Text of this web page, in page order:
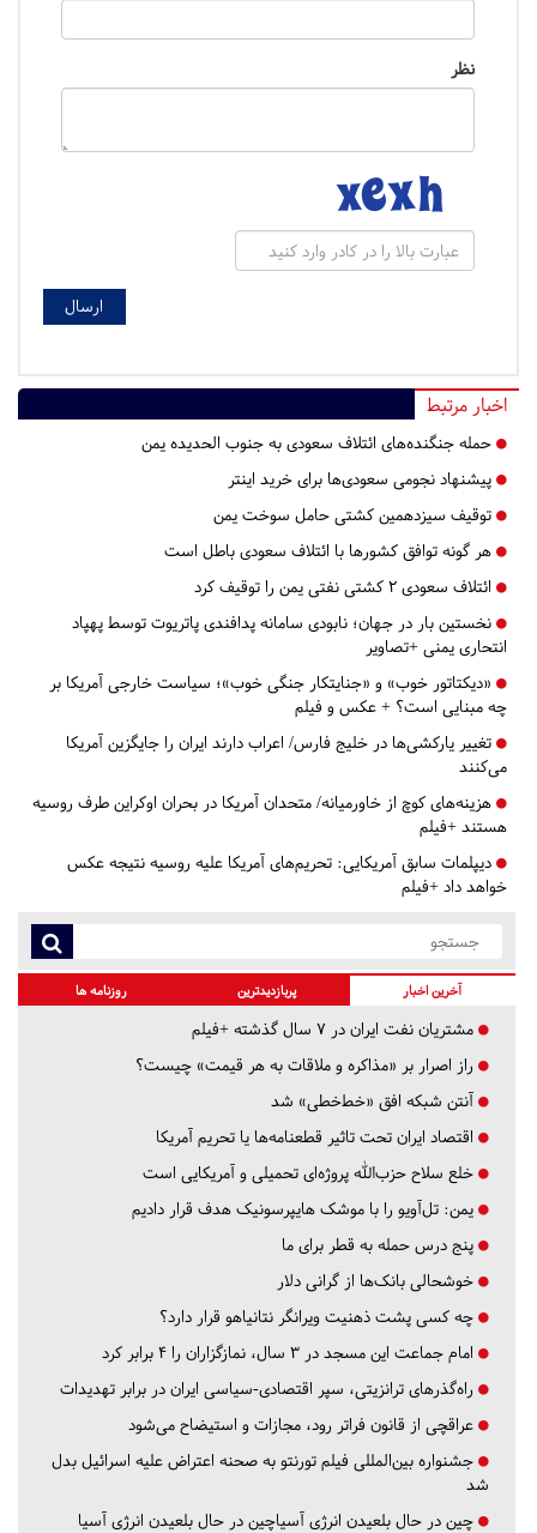
نظر
اخبار مرتبط
حمله جنگنده‌های ائتلاف سعودی به جنوب الحدیده یمن
پیشنهاد نجومی سعودی‌ها برای خرید اینتر
توقیف سیزدهمین کشتی حامل سوخت یمن
هر گونه توافق کشورها با ائتلاف سعودی باطل است
ائتلاف سعودی ۲ کشتی نفتی یمن را توقیف کرد
نخستین بار در جهان؛ نابودی سامانه پدافندی پاتریوت توسط پهپاد
انتحاری یمنی +تصاویر
«دیکتاتور خوب» و «جنایتکار جنگی خوب»؛ سیاست خارجی آمریکا بر
چه مبنایی است؟ + عکس و فیلم
تغییر یارکشی‌ها در خلیج فارس/ اعراب دارند ایران را جایگزین آمریکا
می‌کنند
هزینه‌های کوچ از خاورمیانه/ متحدان آمریکا در بحران اوکراین طرف روسیه
هستند +فیلم
دیپلمات سابق آمریکایی: تحریم‌های آمریکا علیه روسیه نتیجه عکس
خواهد داد +فیلم
آخرین اخبار پربازدیدترین روزنامه ها
مشتریان نفت ایران در ۷ سال گذشته +فیلم
راز اصرار بر «مذاکره و ملاقات به هر قیمت» چیست؟
آنتن شبکه افق «خط‌خطی» شد
اقتصاد ایران تحت تاثیر قطعنامه‌ها یا تحریم‌ آمریکا
خلع سلاح حزب‌الله پروژه‌ای تحمیلی و آمریکایی است
یمن: تل‌آویو را با موشک هایپرسونیک هدف قرار دادیم
پنج درس‌ حمله به قطر برای ما
خوشحالی بانک‌ها از گرانی دلار
چه کسی پشت ذهنیت ویرانگر نتانیاهو قرار دارد؟
امام جماعت این مسجد در ۳ سال، نمازگزاران را ۴ برابر کرد
راه‌گذرهای ترانزیتی، سپر اقتصادی-سیاسی ایران در برابر تهدیدات
عراقچی از قانون فراتر رود، مجازات و استیضاح می‌شود
جشنواره بین‌المللی فیلم تورنتو به صحنه اعتراض علیه اسرائیل بدل
شد
چین در حال بلعیدن انرژی آسیاچین در حال بلعیدن انرژی آسیا